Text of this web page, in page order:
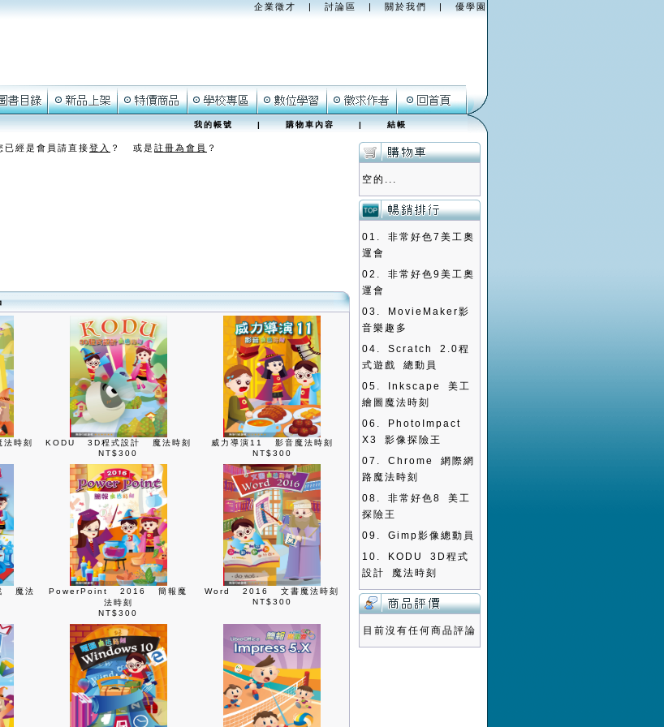
企業徵才 | 討論區 | 關於我們 | 優學園
我的帳號|購物車內容|結帳
已經是會員請直接登入 ？ 或是 註冊為會員 ？
時刻
KODU 3D程式設計 魔法時刻
NT$300
威力導演11 影音魔法時刻
NT$300
魔法
PowerPoint 2016 簡報魔
法時刻
NT$300
Word 2016 文書魔法時刻
NT$300
空的...
01. 非常好色7美工奧
運會
02. 非常好色9美工奧
運會
03.
MovieMaker影
音樂趣多
04. Scratch 2.0程
式遊戲 總動員
05.
Inkscape 美工
繪圖魔法時刻
06.
PhotoImpact
X3 影像探險王
07. Chrome 網際網
路魔法時刻
08. 非常好色8 美工
探險王
09. Gimp影像總動員
10.
KODU 3D程式
設計 魔法時刻
目前沒有任何商品評論